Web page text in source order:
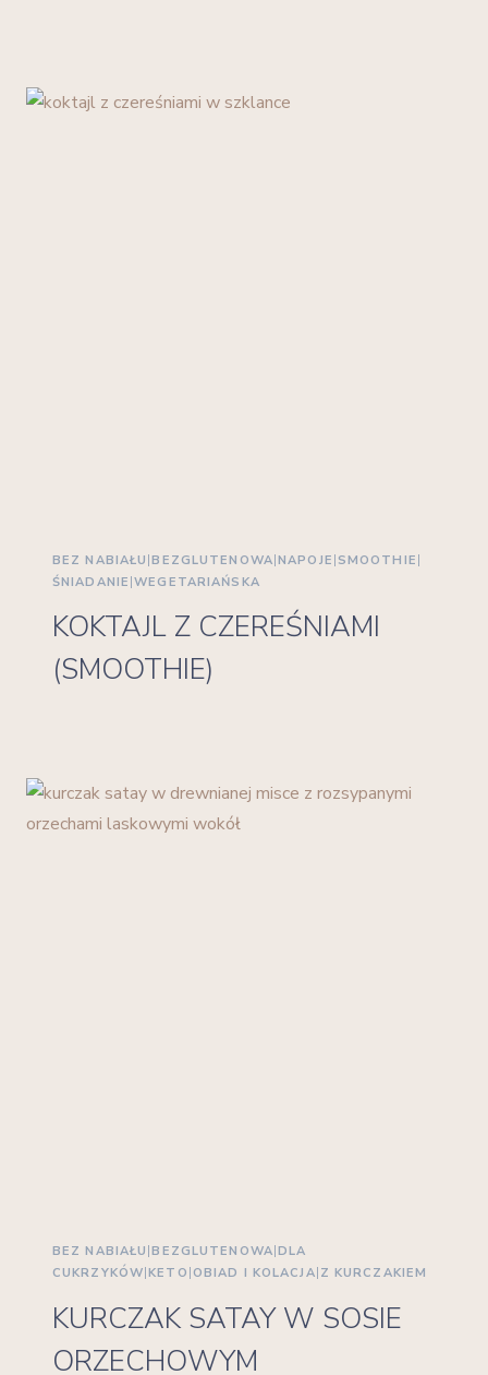
BEZ NABIAŁU |BEZGLUTENOWA |NAPOJE SMOOTHIE
ŚNIADANIE |WEGETARIAŃSKA
KOKTAJL Z CZEREŚNIAMI
(SMOOTHIE)
BEZ NABIAŁU |BEZGLUTENOWA |DLA
CUKRZYKÓW |KETO OBIAD I KOLACJA Z KURCZAKIEM
KURCZAK SATAY W SOSIE
ORZECHOWYM